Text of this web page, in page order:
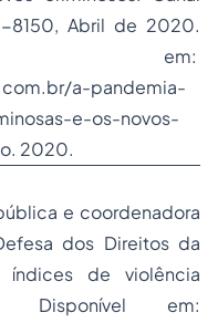
8150, Abril de 2020.
em:
a-pandemia-
e-os-novos-
2020.
e coordenadora
dos Direitos da
índices de violência
Disponível em: